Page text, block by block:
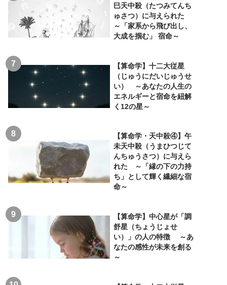
巳天中殺（たつみてんち
ゅさつ）に与えられた
～「家系から飛び出し、
大成を掴む」 宿命～
【算命学】十二大従星
（じゅうにだいじゅうせ
い） ～あなたの人生の
エネルギーと宿命を紐解
く12の星～
【算命学・天中殺④】午
未天中殺（うまひつじて
んちゅうさつ）に与えら
れた ～「縁の下の力持
ち」として輝く繊細な宿
命～
【算命学】中心星が「調
舒星（ちょうじょせ
い）」の人の特徴 ～あ
なたの感性が未来を創る
～